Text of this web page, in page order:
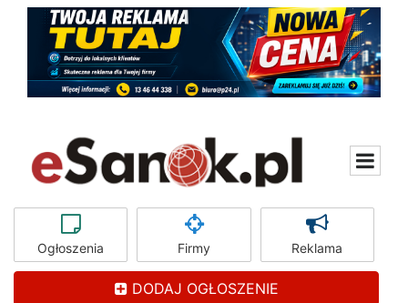
Ogłoszenia Firmy Reklama
DODAJ OGŁOSZENIE